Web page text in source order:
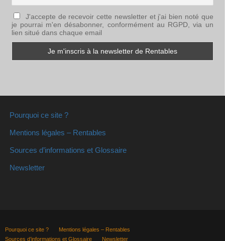
J'accepte de recevoir cette newsletter et j'ai bien noté que
je pourrai m'en désabonner, conformément au RGPD, via un
lien situé dans chaque email
Pourquoi ce site ?
Mentions légales – Rentables
Sources d’informations et Glossaire
Newsletter
Pourquoi ce site ?
Mentions légales – Rentables
Sources d’informations et Glossaire
Newsletter